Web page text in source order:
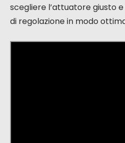
scegliere l’attuatore giusto
di regolazione in modo